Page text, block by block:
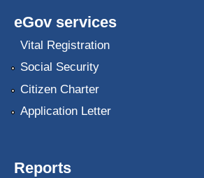
eGov services
Vital Registration
Social Security
Citizen Charter
Application Letter
Reports